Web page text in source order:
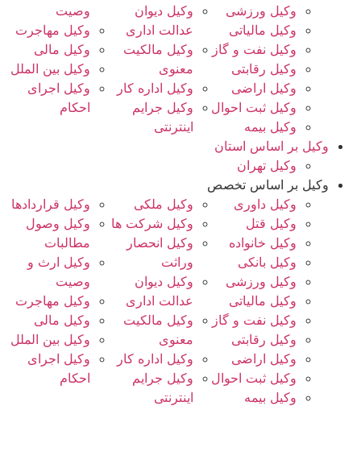
وکیل ورزشی
وکیل مالیاتی
وکیل نفت و گاز
وکیل رقابتی
وکیل اراضی
وکیل ثبت احوال
وکیل بیمه
وکیل دیوان
عدالت اداری
وکیل مالکیت
معنوی
وکیل اداره کار
وکیل جرایم
اینترنتی
وصیت
وکیل مهاجرت
وکیل مالی
وکیل بین الملل
وکیل اجرای
احکام
وکیل بر اساس استان
وکیل تهران
وکیل بر اساس تخصص
وکیل داوری
وکیل قتل
وکیل خانواده
وکیل بانکی
وکیل ورزشی
وکیل مالیاتی
وکیل نفت و گاز
وکیل رقابتی
وکیل اراضی
وکیل ثبت احوال
وکیل بیمه
وکیل ملکی
وکیل شرکت ها
وکیل انحصار
وراثت
وکیل دیوان
عدالت اداری
وکیل مالکیت
معنوی
وکیل اداره کار
وکیل جرایم
اینترنتی
وکیل قراردادها
وکیل وصول
مطالبات
وکیل ارث و
وصیت
وکیل مهاجرت
وکیل مالی
وکیل بین الملل
وکیل اجرای
احکام